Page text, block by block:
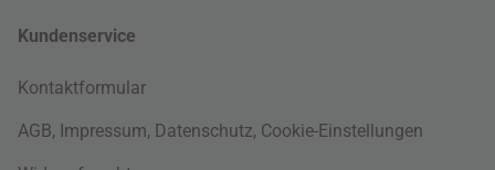
Kundenservice
Kontaktformular
AGB, Impressum, Datenschutz, Cookie-Einstellungen